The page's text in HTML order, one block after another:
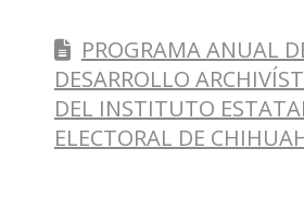
PROGRAMA ANUAL
DESARROLLO
DEL INSTITUTO
ELECTORAL DE